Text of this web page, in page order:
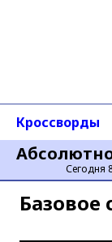
Сегодня
Кроссворды
Базовое